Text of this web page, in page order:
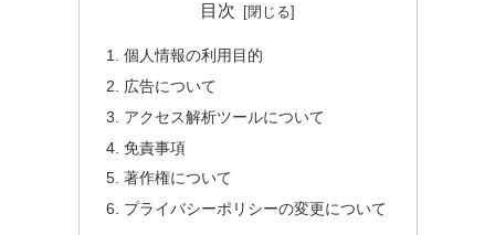
目次
個人情報の利用目的
広告について
アクセス解析ツールについて
免責事項
著作権について
プライバシーポリシーの変更について